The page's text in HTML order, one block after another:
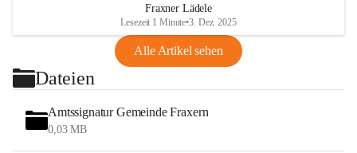
Fraxner Lädele
Lesezeit 1 Minute•3. Dez. 2025
Alle Artikel sehen
Dateien
Amtssignatur Gemeinde Fraxern
0,03 MB